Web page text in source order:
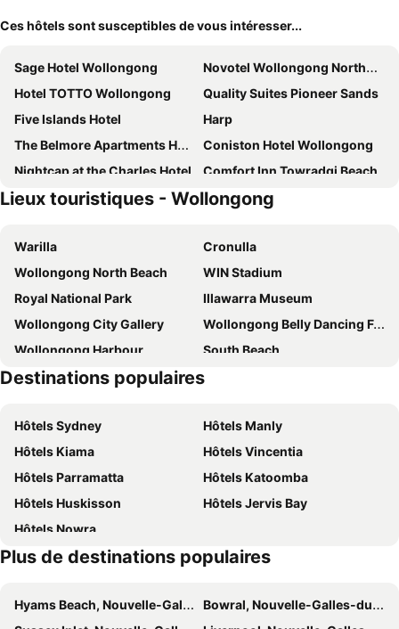
Ces hôtels sont susceptibles de vous intéresser...
Sage Hotel Wollongong
Novotel Wollongong Northbeach
Hotel TOTTO Wollongong
Quality Suites Pioneer Sands
Five Islands Hotel
Harp
The Belmore Apartments Hotel
Coniston Hotel Wollongong
Nightcap at the Charles Hotel
Comfort Inn Towradgi Beach
Figtree Hotel
The Oaks Hotel Motel
Surfside 22
Lakeview Hotel Motel
Shellharbour Resort
Crowne Plaza Shell Cove Marina by IHG
Ibis Wollongong
Aroona at Minnamurra
Elsinor Motor Lodge
Headlands Austinmer Beach
Executive 2 Bedroom Wollongong Apartment
Ryans Hotel
Golf Place Inn
Lieux touristiques - Wollongong
Warilla
Cronulla
Wollongong North Beach
WIN Stadium
Royal National Park
Illawarra Museum
Wollongong City Gallery
Wollongong Belly Dancing Festival
Wollongong Harbour
South Beach
Wollongong Botanic Park Gardens
Westfield Figtree
Aéroport de Shellharbour
Albion Park
Port Kembla
Unanderra
Fairy Meadow
Destinations populaires
Hôtels Sydney
Hôtels Manly
Hôtels Kiama
Hôtels Vincentia
Hôtels Parramatta
Hôtels Katoomba
Hôtels Huskisson
Hôtels Jervis Bay
Hôtels Nowra
Plus de destinations populaires
Hyams Beach, Nouvelle-Galles-du-Sud Hôtels
Bowral, Nouvelle-Galles-du-Sud Hôtels